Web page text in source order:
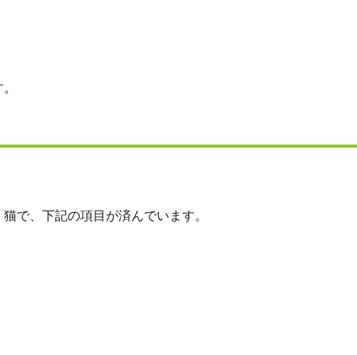
で、下記の項目が済んでいます。